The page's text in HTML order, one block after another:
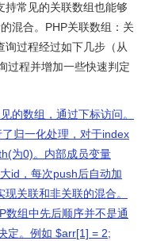
持常见的关联数组也能够
混合。PHP关联数组：关
过程经过如下几步（从
过程并增加一些快速判定
的数组，通过下标访问。
归一化处理，对于index
为0)。内部成员变量
id，每次push后自动加
关联和非关联的混合。
数组中先后顺序并不是通
定。例如 $arr[1] = 2;